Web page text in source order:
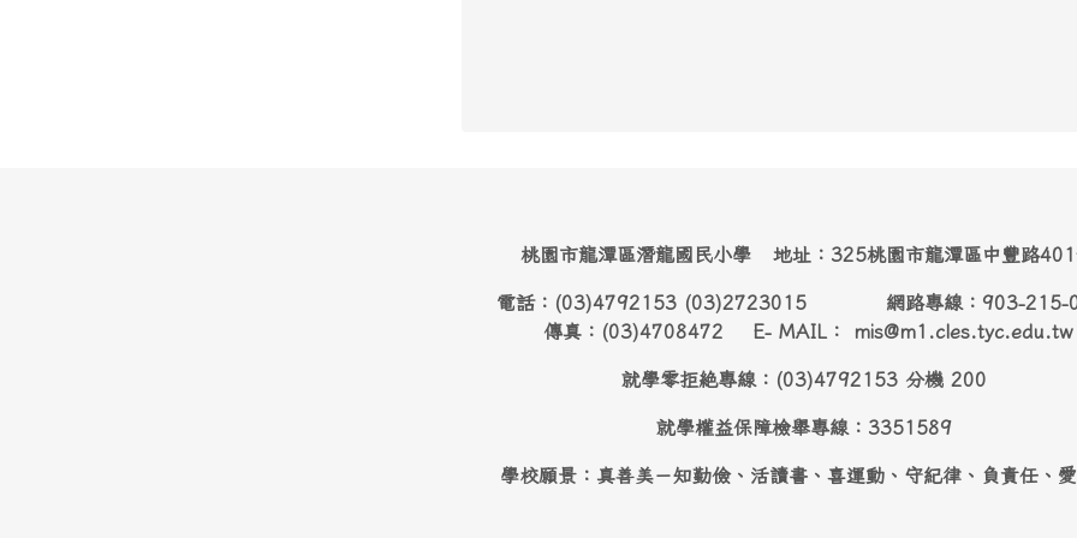
桃園市龍潭區潛龍國民小學 地址：325桃園市龍潭區中豐路
電話：(03)4792153 (03)2723015 網路專線：903-215-
傳真：(03)4708472 E- MAIL： mis@m1.cles.tyc.edu.tw
就學零拒絶專線：(03)4792153 分機 200
就學權益保障檢舉專線：3351589
學校願景：真善美－知勤儉、活讀書、喜運動、守紀律、負責任、